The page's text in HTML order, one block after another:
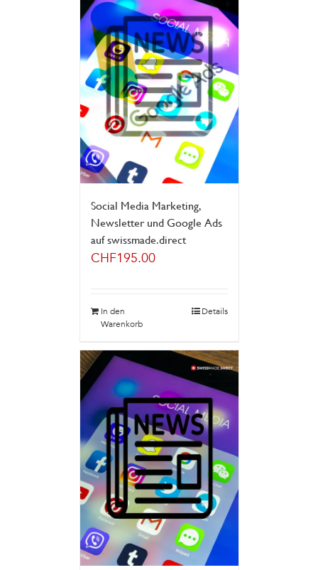
Social Media Marketing,
Newsletter und Google Ads
auf swissmade.direct
CHF195.00
In den
Warenkorb
Details